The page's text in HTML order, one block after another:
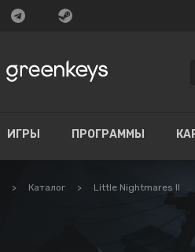
ИГРЫ ПРОГРАММЫ
> Каталог > Little Nightmares II